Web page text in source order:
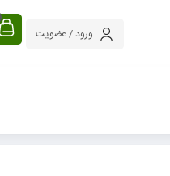
ورود / عضویت